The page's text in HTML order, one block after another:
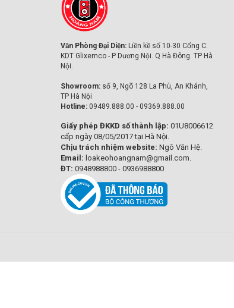
Văn Phòng Đại Diện: Liền kề số 10-30 Cổng C.
KDT Glixemco - P Dương Nội. Q Hà Đông. TP Hà
Nội.
Showroom: số 9, Ngõ 128 La Phù, An Khánh,
TP Hà Nội
Hotline: 09489.888.00 - 09369.888.00
Giấy phép ĐKKD số thành lập: 01U8006612
cấp ngày 08/05/2017 tại Hà Nội.
Chịu trách nhiệm website: Ngô Văn Hệ.
Email: loakeohoangnam@gmail.com.
ĐT: 0948988800 - 0936988800